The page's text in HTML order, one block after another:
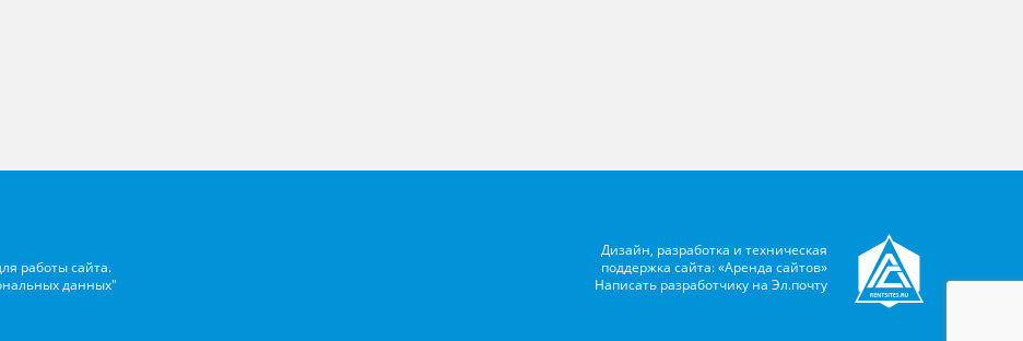
работы сайта.
данных"
Дизайн, разработка и техническая
поддержка сайта: «Аренда сайтов»
Написать разработчику наЭл.почту